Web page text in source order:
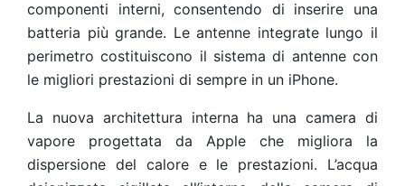
componenti interni, consentendo di inserire una
batteria più grande. Le antenne integrate lungo il
perimetro costituiscono il sistema di antenne con
le migliori prestazioni di sempre in un iPhone.
La nuova architettura interna ha una camera di
vapore progettata da Apple che migliora la
dispersione del calore e le prestazioni. L’acqua